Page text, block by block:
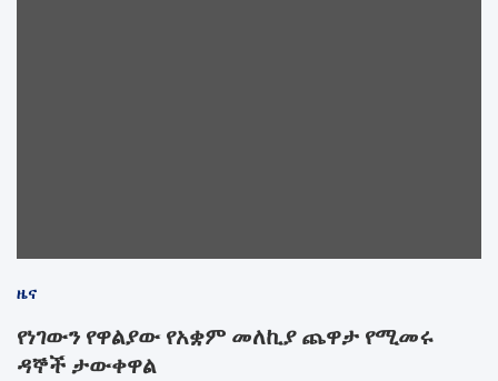
ዜና
የነገውን የዋልያው የአቋም መለኪያ ጨዋታ የሚመሩ
ዳኞች ታውቀዋል